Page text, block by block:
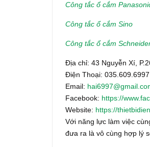
Công tắc ổ cắm
Công tắc ổ cắm Sino
Công tắc ổ cắm
Địa chỉ: 43 Nguyễn Xí,
Điện Thoại:
Email:
Facebook: https://
Website: https://
Với năng lực làm việc
đưa ra là vô cùng hợp lý